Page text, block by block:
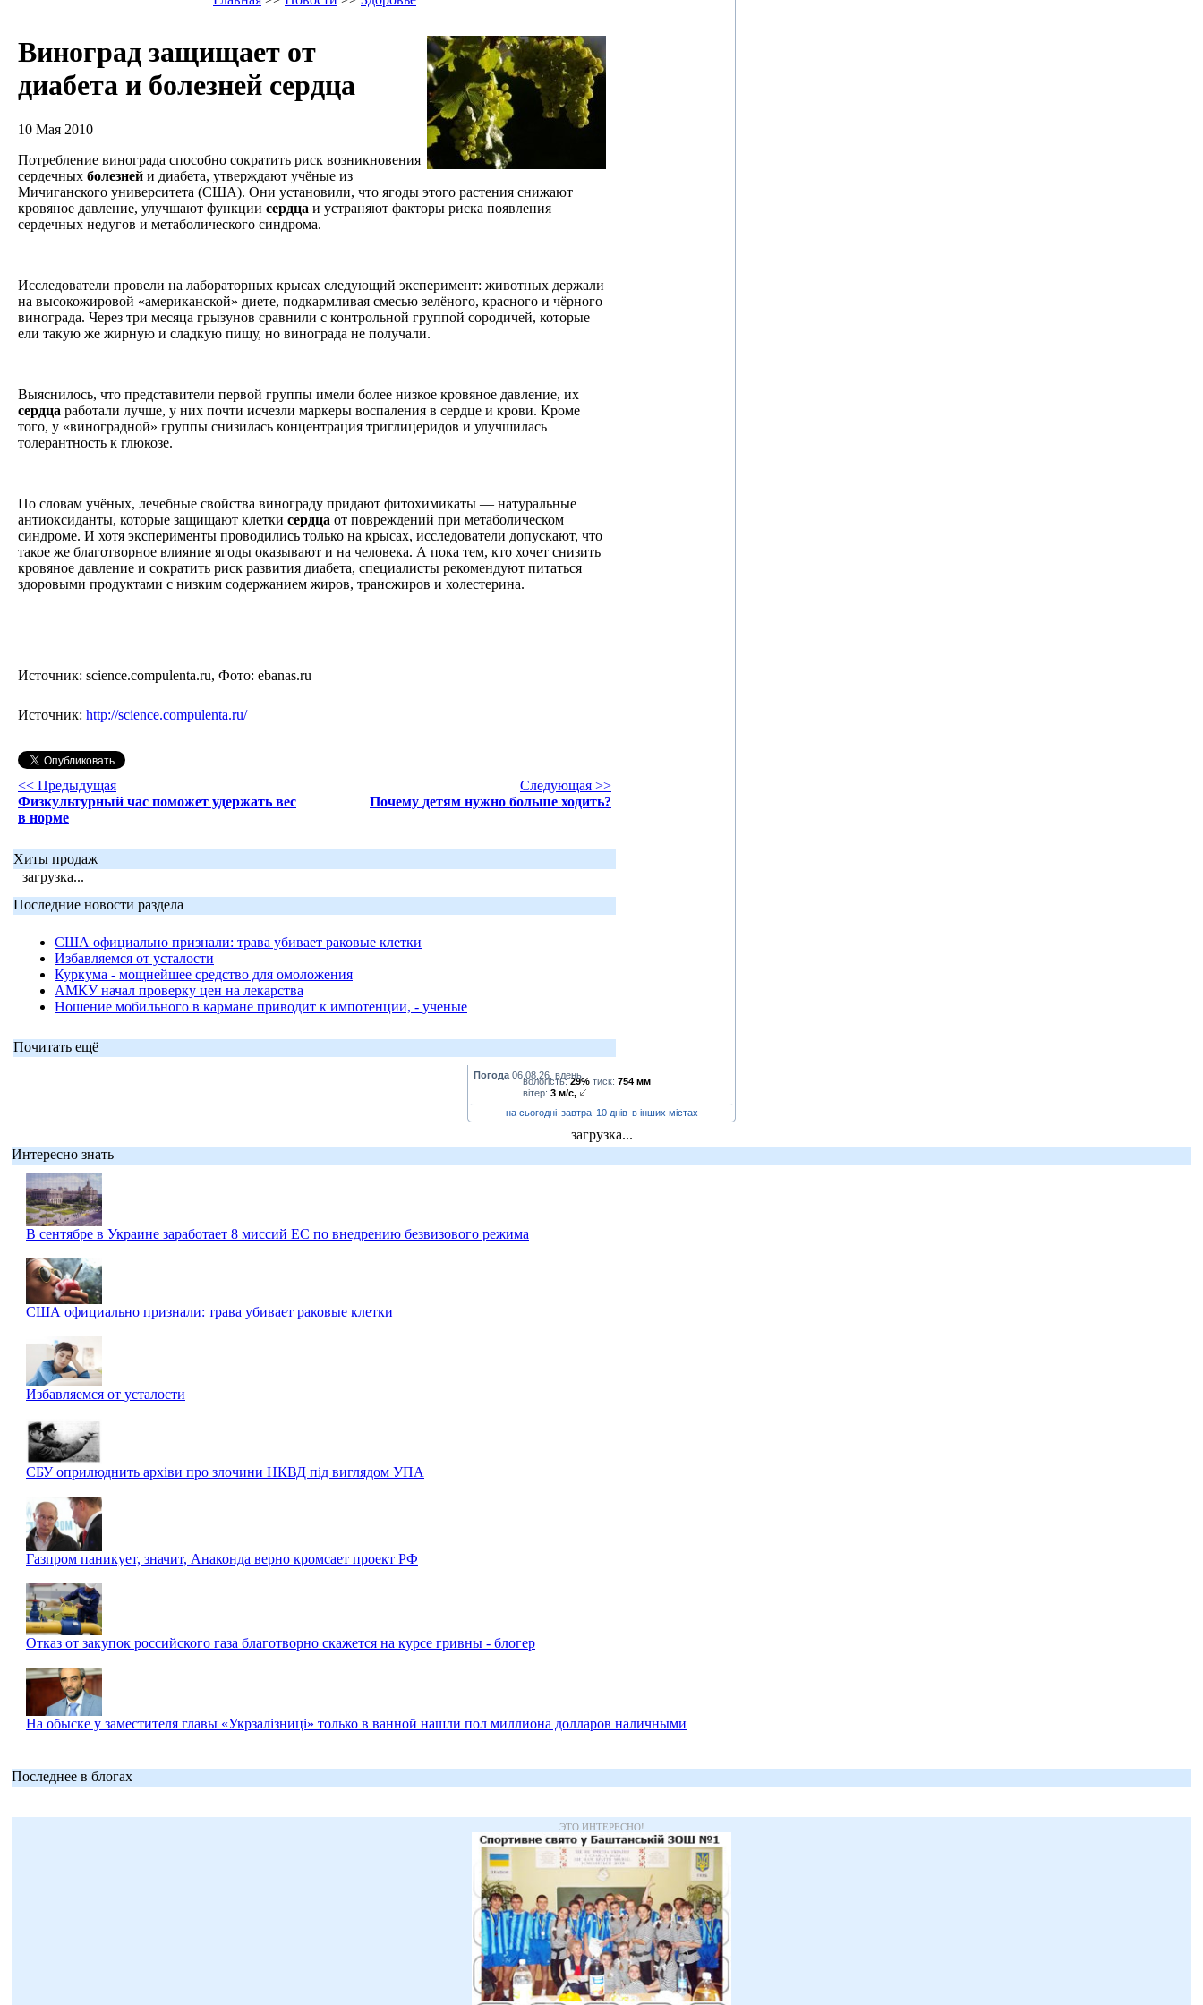
Виноград защищает от
диабета и болезней сердца
10 Мая 2010
Потребление винограда способно сократить риск возникновения
сердечных болезней и диабета, утверждают учёные из
Мичиганского университета (США). Они установили, что ягоды этого растения снижают
кровяное давление, улучшают функции сердца и устраняют факторы риска появления
сердечных недугов и метаболического синдрома.
Исследователи провели на лабораторных крысах следующий эксперимент: животных держали
на высокожировой «американской» диете, подкармливая смесью зелёного, красного и чёрного
винограда. Через три месяца грызунов сравнили с контрольной группой сородичей, которые
ели такую же жирную и сладкую пищу, но винограда не получали.
Выяснилось, что представители первой группы имели более низкое кровяное давление, их
сердца работали лучше, у них почти исчезли маркеры воспаления в сердце и крови. Кроме
того, у «виноградной» группы снизилась концентрация триглицеридов и улучшилась
толерантность к глюкозе.
По словам учёных, лечебные свойства винограду придают фитохимикаты — натуральные
антиоксиданты, которые защищают клетки сердца от повреждений при метаболическом
синдроме. И хотя эксперименты проводились только на крысах, исследователи допускают, что
такое же благотворное влияние ягоды оказывают и на человека. А пока тем, кто хочет снизить
кровяное давление и сократить риск развития диабета, специалисты рекомендуют питаться
здоровыми продуктами с низким содержанием жиров, трансжиров и холестерина.
Источник: science.compulenta.ru, Фото: ebanas.ru
Источник: http://science.compulenta.ru/
<< Предыдущая
Физкультурный час поможет удержать вес
в норме
Следующая >>
Почему детям нужно больше ходить?
Хиты продаж
загрузка...
Последние новости раздела
США официально признали: трава убивает раковые клетки
Избавляемся от усталости
Куркума - мощнейшее средство для омоложения
АМКУ начал проверку цен на лекарства
Ношение мобильного в кармане приводит к импотенции, - ученые
Почитать ещё
Погода 06.08.26, вдень
вологість:29% тиск: 754 мм
вітер: 3 м/с,
на сьогодні завтра 10 днів в інших містах
загрузка...
Интересно знать
В сентябре в Украине заработает 8 миссий ЕС по внедрению безвизового режима
США официально признали: трава убивает раковые клетки
Избавляемся от усталости
СБУ оприлюднить архіви про злочини НКВД під виглядом УПА
Газпром паникует, значит, Анаконда верно кромсает проект РФ
Отказ от закупок российского газа благотворно скажется на курсе гривны - блогер
На обыске у заместителя главы «Укрзалізниці» только в ванной нашли пол миллиона долларов наличными
Последнее в блогах
ЭТО ИНТЕРЕСНО!